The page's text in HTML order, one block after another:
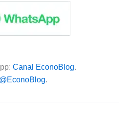
Canal EconoBlog.
@EconoBlog.